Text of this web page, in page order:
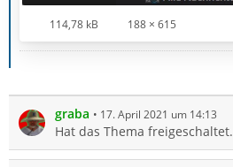
114,78 kB 188 × 615
graba 17. April 2021 um 14:13
Hat das Thema freigeschaltet.